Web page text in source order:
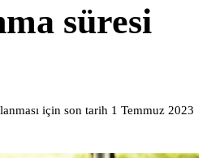
süresi
için son tarih 1 Temmuz 2023